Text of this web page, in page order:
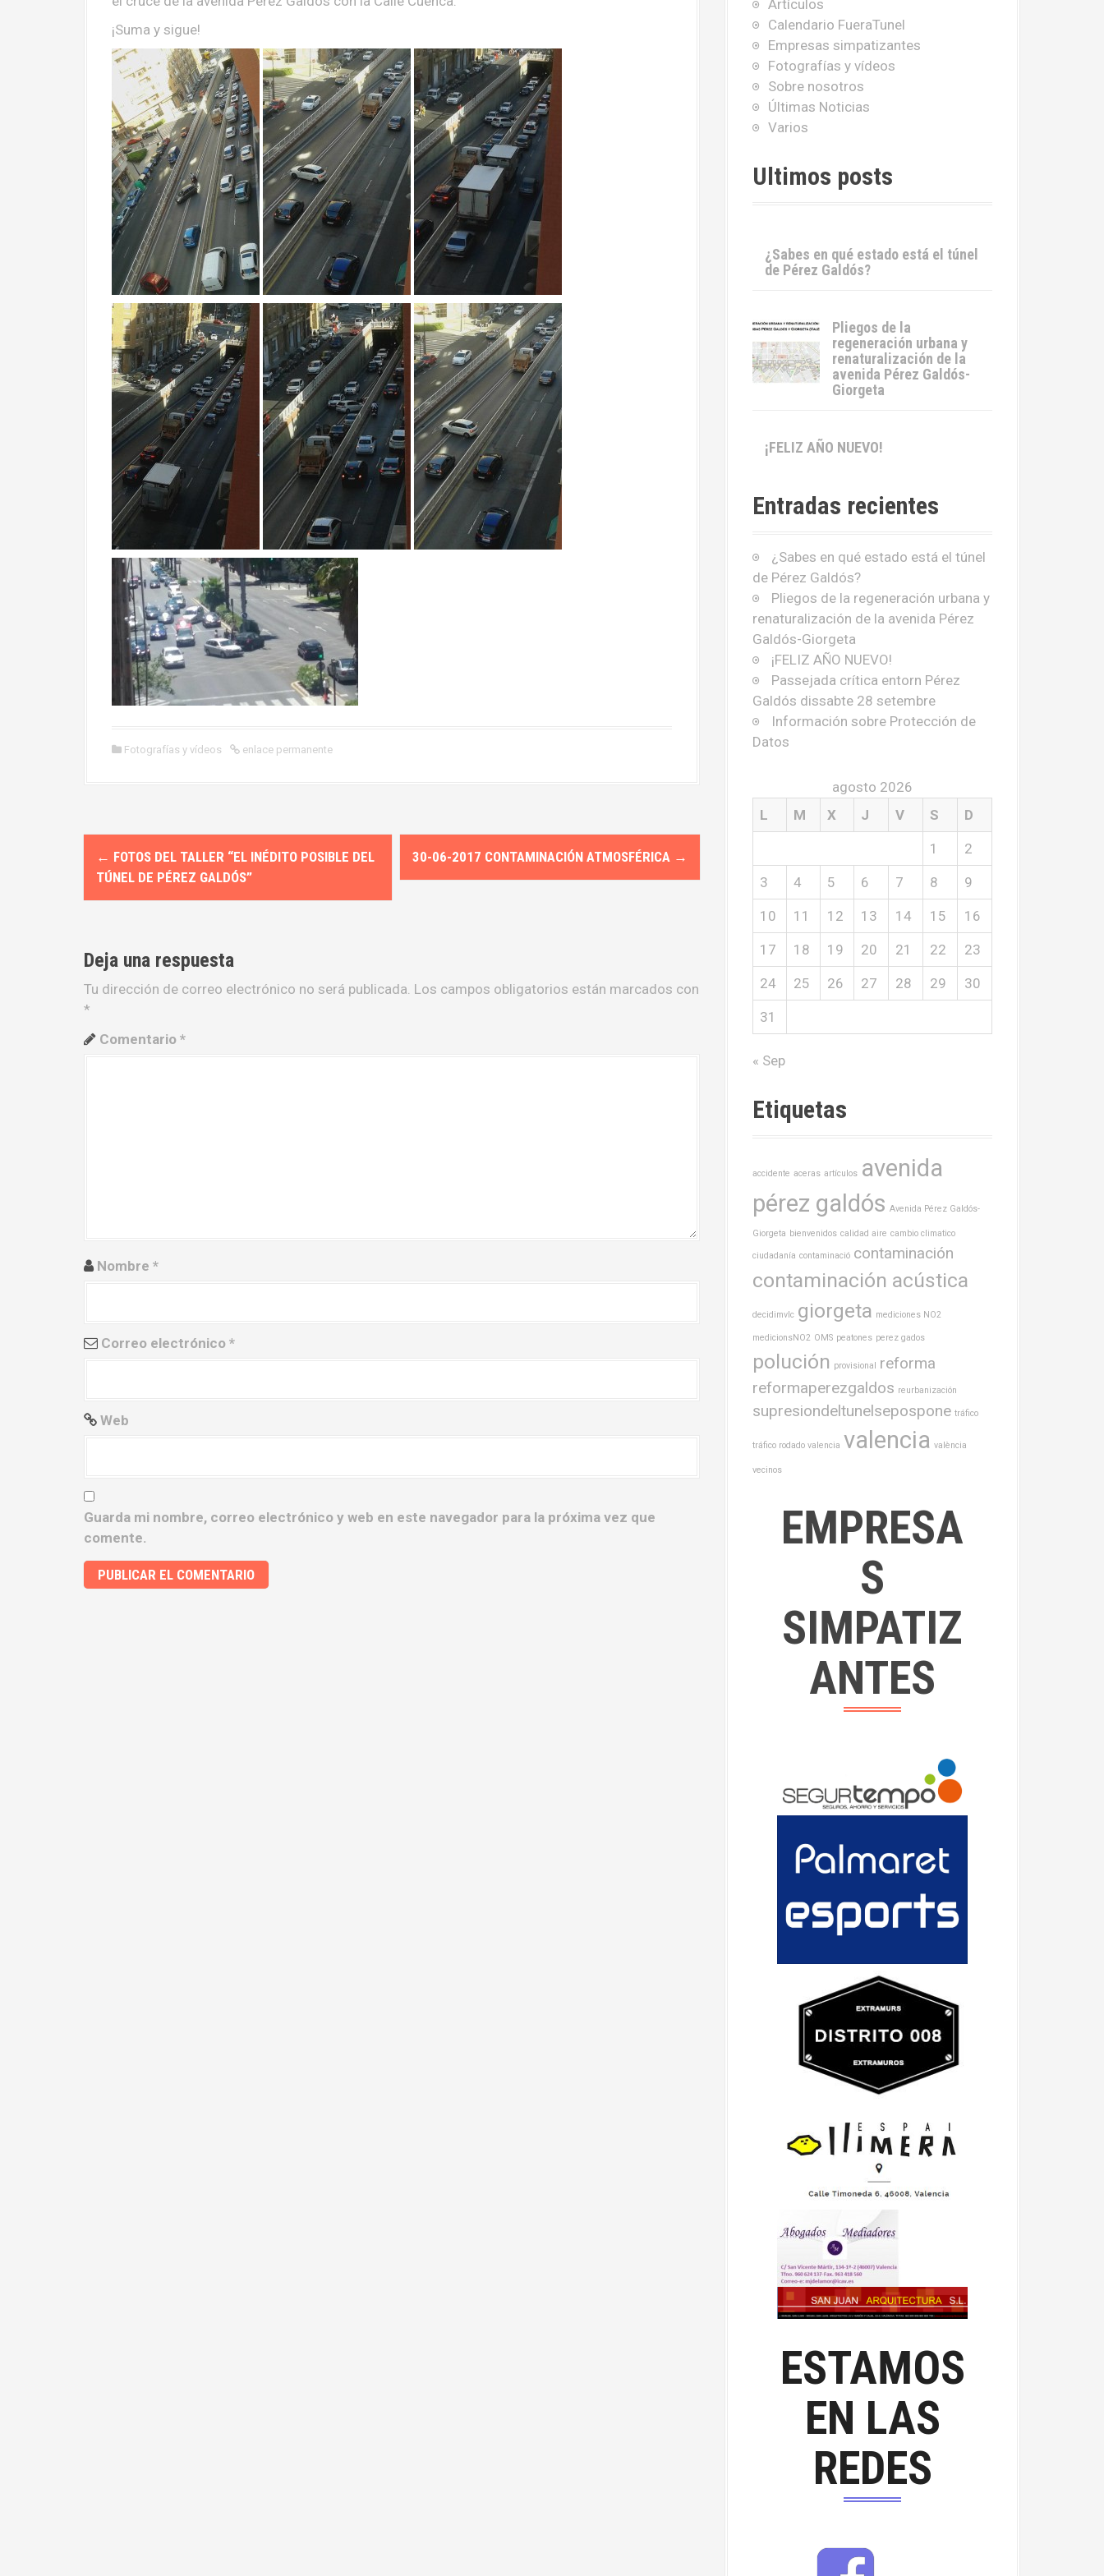
¡Suma y sigue!
Fotografías y vídeos enlace permanente
N
e
g
a
c
n
r
a
← FOTOS DEL TALLER “EL INÉDITO POSIBLE DEL
TÚNEL DE PÉREZ GALDÓS”
30-06-2017 CONTAMINACIÓN ATMOSFÉRICA →
Deja una respuesta
Tu dirección de correo electrónico no será publicada. Los campos obligatorios están marcados con
*
Comentario *
Nombre *
Correo electrónico *
Web
Guarda mi nombre, correo electrónico y web en este navegador para la próxima vez que
comente.
Artículos
Calendario FueraTunel
Empresas simpatizantes
Fotografías y vídeos
Sobre nosotros
Últimas Noticias
Varios
Ultimos posts
¿Sabes en qué estado está el túnel
de Pérez Galdós?
Pliegos de la
regeneración urbana y
renaturalización de la
avenida Pérez Galdós-
Giorgeta
¡FELIZ AÑO NUEVO!
Entradas recientes
¿Sabes en qué estado está el túnel
de Pérez Galdós?
Pliegos de la regeneración urbana y
renaturalización de la avenida Pérez
Galdós-Giorgeta
¡FELIZ AÑO NUEVO!
Passejada crítica entorn Pérez
Galdós dissabte 28 setembre
Información sobre Protección de
Datos
agosto 2026
L
M X J V S D
1 2
3 4 5 6 7 8 9
10 11 12 13 14 15 16
17 18 19 20 21 22 23
24 25 26 27 28 29 30
31
« Sep
Etiquetas
accidente aceras artículos avenida
pérez galdós Avenida Pérez Galdós-
Giorgeta bienvenidos calidad aire cambio climatico
ciudadanía contaminació contaminación
contaminación acústica
decidimvlc giorgeta mediciones NO2
medicionsNO2 OMS peatones perez gados
polución provisional reforma
reformaperezgaldos reurbanización
supresiondeltunelsepospone tráfico
tráfico rodado valencia valencia valència
vecinos
EMPRESA
S
SIMPATIZ
ANTES
ESTAMOS
EN LAS
REDES